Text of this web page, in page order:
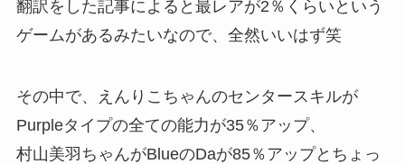
翻訳をした記事によると最レアが2％くらいという
ゲームがあるみたいなので、全然いいはず笑
その中で、えんりこちゃんのセンタースキルが
Purpleタイプの全ての能力が35％アップ、
村山美羽ちゃんがBlueのDaが85％アップとちょっ